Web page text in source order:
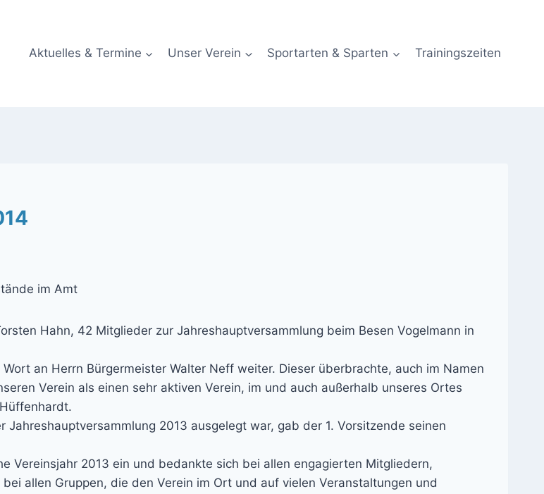
Aktuelles & Termine Unser Verein Sportarten & Sparten Trainingszeiten
im Amt
Hahn, 42 Mitglieder zur Jahreshauptversammlung beim Besen Vogelmann in
an Herrn Bürgermeister Walter Neff weiter. Dieser überbrachte, auch im Namen
Verein als einen sehr aktiven Verein, im und auch außerhalb unseres Ortes
2013 ausgelegt war, gab der 1. Vorsitzende seinen
Vereinsjahr 2013 ein und bedankte sich bei allen engagierten Mitgliedern,
allen Gruppen, die den Verein im Ort und auf vielen Veranstaltungen und